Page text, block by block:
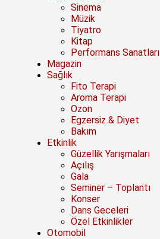
Sinema
Müzik
Tiyatro
Kitap
Performans Sanatları
Magazin
Sağlık
Fito Terapi
Aroma Terapi
Ozon
Egzersiz & Diyet
Bakım
Etkinlik
Güzellik Yarışmaları
Açılış
Gala
Seminer – Toplantı
Konser
Dans Geceleri
Özel Etkinlikler
Otomobil